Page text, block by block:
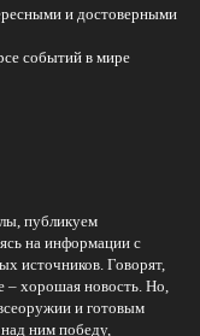
и достоверными
событий в мире
публикуем
на информации с
источников. Говорят,
– хорошая новость. Но,
и готовым
ним победу,